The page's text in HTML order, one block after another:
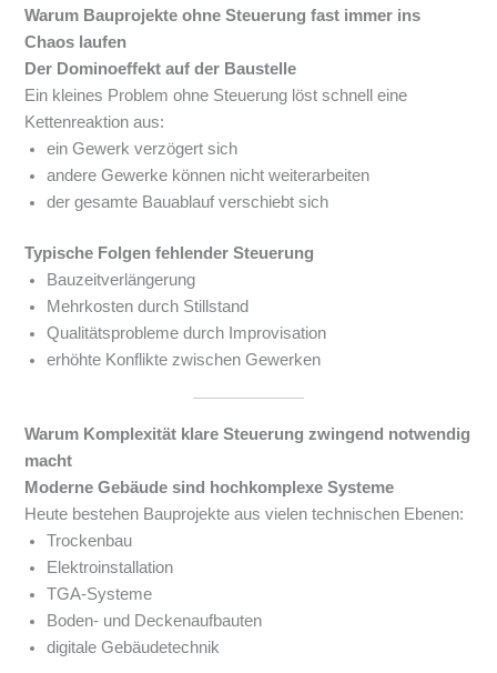
Warum Bauprojekte ohne Steuerung fast immer ins
Chaos laufen
Der Dominoeffekt auf der Baustelle
Ein kleines Problem ohne Steuerung löst schnell eine
Kettenreaktion aus:
ein Gewerk verzögert sich
andere Gewerke können nicht weiterarbeiten
der gesamte Bauablauf verschiebt sich
Typische Folgen fehlender Steuerung
Bauzeitverlängerung
Mehrkosten durch Stillstand
Qualitätsprobleme durch Improvisation
erhöhte Konflikte zwischen Gewerken
Warum Komplexität klare Steuerung zwingend notwendig
macht
Moderne Gebäude sind hochkomplexe Systeme
Heute bestehen Bauprojekte aus vielen technischen Ebenen:
Trockenbau
Elektroinstallation
TGA-Systeme
Boden- und Deckenaufbauten
digitale Gebäudetechnik